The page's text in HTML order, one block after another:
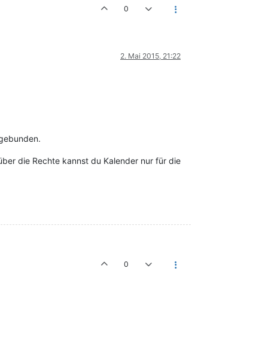
0
2. Mai 2015, 21:22
die Rechte kannst du Kalender nur für die
0